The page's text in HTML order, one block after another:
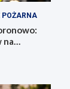
POŻARNA
na